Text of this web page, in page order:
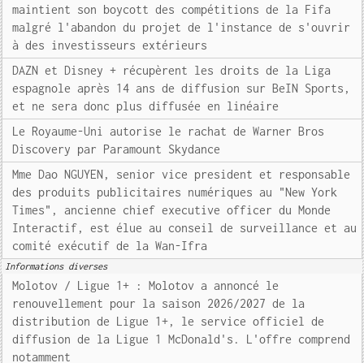
maintient son boycott des compétitions de la Fifa
malgré l'abandon du projet de l'instance de s'ouvrir
à des investisseurs extérieurs
DAZN et Disney + récupèrent les droits de la Liga
espagnole après 14 ans de diffusion sur BeIN Sports,
et ne sera donc plus diffusée en linéaire
Le Royaume-Uni autorise le rachat de Warner Bros
Discovery par Paramount Skydance
Mme Dao NGUYEN, senior vice president et responsable
des produits publicitaires numériques au "New York
Times", ancienne chief executive officer du Monde
Interactif, est élue au conseil de surveillance et au
comité exécutif de la Wan-Ifra
Informations diverses
Molotov / Ligue 1+ : Molotov a annoncé le
renouvellement pour la saison 2026/2027 de la
distribution de Ligue 1+, le service officiel de
diffusion de la Ligue 1 McDonald's. L'offre comprend
notamment